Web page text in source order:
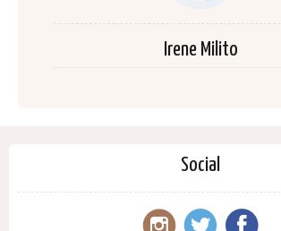
Irene Milito
Social